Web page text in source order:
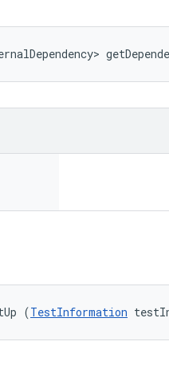
(TestInformation